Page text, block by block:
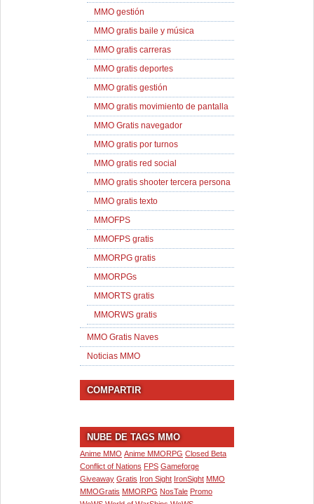
MMO gestión
MMO gratis baile y música
MMO gratis carreras
MMO gratis deportes
MMO gratis gestión
MMO gratis movimiento de pantalla
MMO Gratis navegador
MMO gratis por turnos
MMO gratis red social
MMO gratis shooter tercera persona
MMO gratis texto
MMOFPS
MMOFPS gratis
MMORPG gratis
MMORPGs
MMORTS gratis
MMORWS gratis
MMO Gratis Naves
Noticias MMO
COMPARTIR
NUBE DE TAGS MMO
Anime MMO Anime MMORPG Closed Beta
Conflict of Nations FPS Gameforge
Giveaway Gratis Iron Sight IronSight MMO
MMOGratis MMORPG NosTale Promo